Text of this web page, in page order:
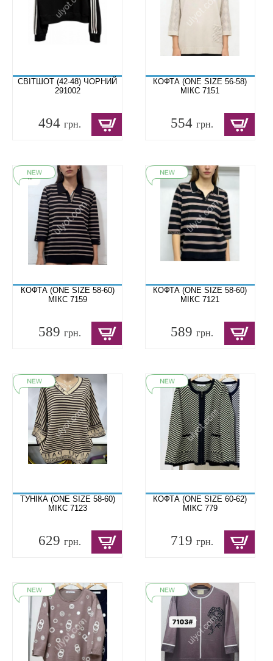
СВІТШОТ (42-48) ЧОРНИЙ
291002
494 грн.
КОФТА (ONE SIZE 56-58)
МІКС 7151
554грн.
КОФТА (ONE SIZE 58-60)
МІКС 7159
589 грн.
КОФТА (ONE SIZE 58-60)
МІКС 7121
589грн.
ТУНІКА (ONE SIZE 58-60)
МІКС 7123
629 грн.
КОФТА (ONE SIZE 60-62)
МІКС 779
719грн.